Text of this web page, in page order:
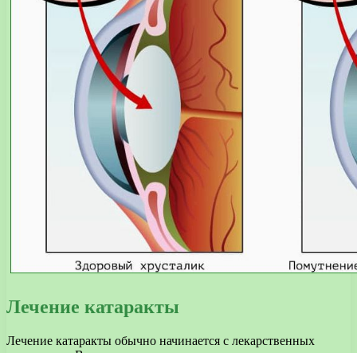
Лечение катаракты
Лечение катаракты обычно начинается с лекарственных